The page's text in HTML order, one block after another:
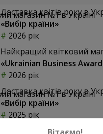
Доставка квітів року в
«Вибір країни»
2026 рік
Найкращий квітковий
«Ukrainian Business
2026 рік
Доставка квітів року в
«Вибір країни»
2025 рік
Сервіс доставки квітів